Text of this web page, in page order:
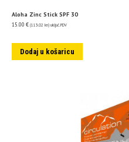
Aloha Zinc Stick SPF 30
15.00 € (113.02 kn) uključ. PDV
Dodaj u košaricu